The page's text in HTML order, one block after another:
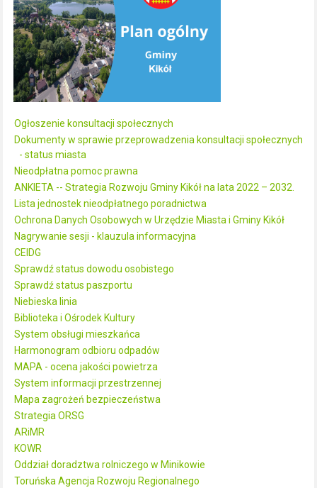
Ogłoszenie konsultacji społecznych
Dokumenty w sprawie przeprowadzenia konsultacji społecznych
- status miasta
Nieodpłatna pomoc prawna
ANKIETA -- Strategia Rozwoju Gminy Kikół na lata 2022 – 2032.
Lista jednostek nieodpłatnego poradnictwa
Ochrona Danych Osobowych w Urzędzie Miasta i Gminy Kikół
Nagrywanie sesji - klauzula informacyjna
CEIDG
Sprawdź status dowodu osobistego
Sprawdź status paszportu
Niebieska linia
Biblioteka i Ośrodek Kultury
System obsługi mieszkańca
Harmonogram odbioru odpadów
MAPA - ocena jakości powietrza
System informacji przestrzennej
Mapa zagrożeń bezpieczeństwa
Strategia ORSG
ARiMR
KOWR
Oddział doradztwa rolniczego w Minikowie
Toruńska Agencja Rozwoju Regionalnego